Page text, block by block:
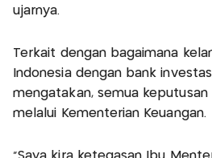
ujarnya.
Terkait dengan bagaimana
Indonesia dengan bank
mengatakan, semua
melalui Kementerian Keuangan.